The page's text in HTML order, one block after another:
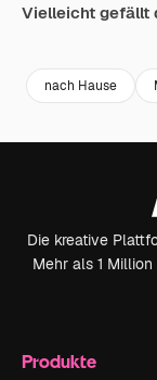
Vielleicht gefällt
nach Hause
Die kreative
Mehr als 1
Produkte